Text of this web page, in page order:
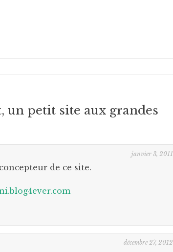
un petit site aux grandes
janvier 3, 2011
de ce site.
décembre 27, 2012